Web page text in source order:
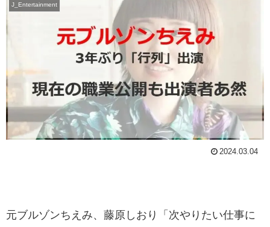
J_Entertainment
2024.03.04
元ブルゾンちえみ、藤原しおり「次やりたい仕事に